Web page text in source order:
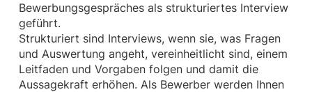
Bewerbungsgespräches als strukturiertes Interview
geführt.
Strukturiert sind Interviews, wenn sie, was Fragen
und Auswertung angeht, vereinheitlicht sind, einem
Leitfaden und Vorgaben folgen und damit die
Aussagekraft erhöhen. Als Bewerber werden Ihnen